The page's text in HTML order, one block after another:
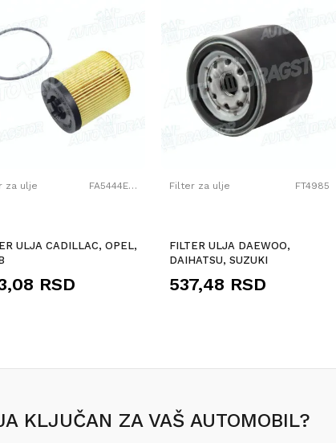
za ulje FA5444ECO
ULJA CADILLAC, OPEL,
RSD
Filter za ulje FT4985
FILTER ULJA DAEWOO,
DAIHATSU, SUZUKI
537,48 RSD
KLJUČAN ZA VAŠ AUTOMOBIL?